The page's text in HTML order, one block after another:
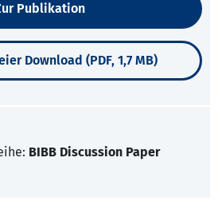
Publikation
Download (PDF, 1,7 MB)
BIBB Discussion Paper